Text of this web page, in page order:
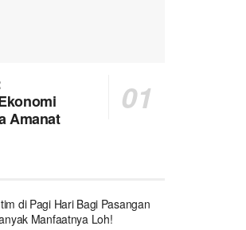
Amanat
di Pagi Hari Bagi Pasangan
Manfaatnya Loh!